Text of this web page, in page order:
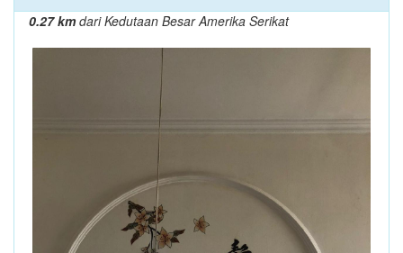
0.27 kmdari Kedutaan Besar Amerika Serikat